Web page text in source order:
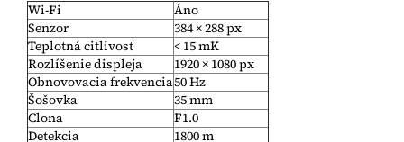
Wi-Fi
Áno
Senzor
384 × 288 px
Teplotná citlivosť
< 15 mK
Rozlíšenie displeja
1920 × 1080 px
Obnovovacia frekvencia50 Hz
Šošovka
35 mm
Clona
F1.0
Detekcia
1800 m